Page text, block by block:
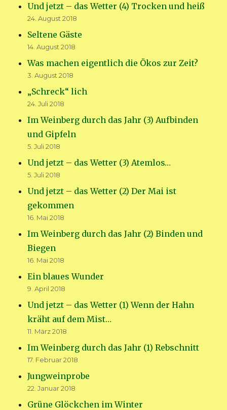
Und jetzt – das Wetter (4) Trocken und heiß
24. August 2018
Seltene Gäste
14. August 2018
Was machen eigentlich die Ökos zur Zeit?
3. August 2018
„Schreck“ lich
24. Juli 2018
Im Weinberg durch das Jahr (3) Aufbinden
und Gipfeln
5. Juli 2018
Und jetzt – das Wetter (3) Atemlos…
5. Juli 2018
Und jetzt – das Wetter (2) Der Mai ist
gekommen
16. Mai 2018
Im Weinberg durch das Jahr (2) Binden und
Biegen
16. Mai 2018
Ein blaues Wunder
9. April 2018
Und jetzt – das Wetter (1) Wenn der Hahn
kräht auf dem Mist…
11. März 2018
Im Weinberg durch das Jahr (1) Rebschnitt
17. Februar 2018
Jungweinprobe
22. Januar 2018
Grüne Glöckchen im Winter